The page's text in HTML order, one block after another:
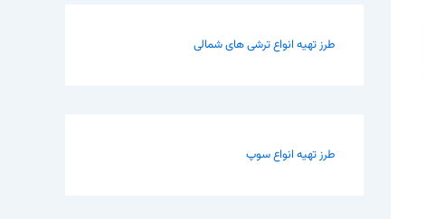
طرز تهیه انواع ترشی های شمالی
طرز تهیه انواع سوپ